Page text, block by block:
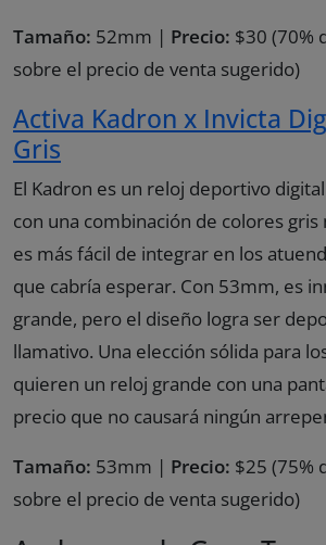
Tamaño: 52mm | Precio: $30 (70%
sobre el precio de venta sugerido)
Activa Kadron x Invicta
Gris
El Kadron es un reloj deportivo
con una combinación de colores
es más fácil de integrar en los
que cabría esperar. Con 53mm, es
grande, pero el diseño logra ser
llamativo. Una elección sólida para
quieren un reloj grande con una
precio que no causará ningún
Tamaño: 53mm | Precio: $25 (75%
sobre el precio de venta sugerido)